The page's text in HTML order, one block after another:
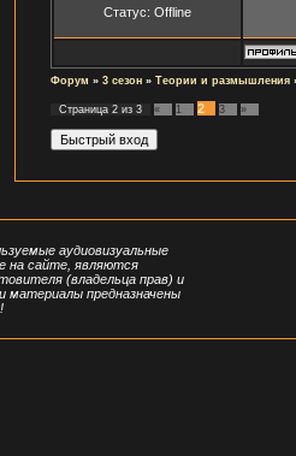
Статус: Offline
Форум » 3 сезон » Теории и размышления
Страница 2 из 3 « 1 2 3 »
аудиовизуальные
на сайте, являются
(владельца прав) и
материалы предназначены